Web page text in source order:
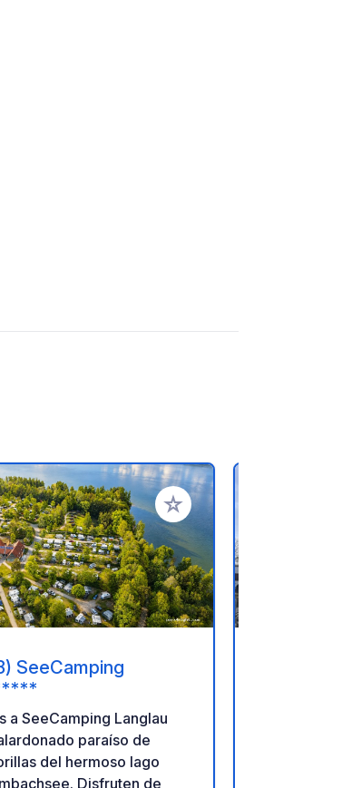
Añadir a tus favoritos
SeeCamping
a SeeCamping Langlau
paraíso de
del hermoso lago
Disfruten de